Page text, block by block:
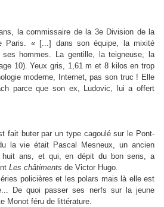
la commissaire de la 3e Division de la
Paris. « [...] dans son équipe, la mixité
hommes. La gentille, la teigneuse, la
10). Yeux gris, 1,61 m et 8 kilos en trop
moderne, Internet, pas son truc ! Elle
parce que son ex, Ludovic, lui a offert
fait buter par un type cagoulé sur le Pont-
la vie était Pascal Mesneux, un ancien
huit ans, et qui, en dépit du bon sens, a
Les châtiments de Victor Hugo.
policières et les polars mais là elle est
De quoi passer ses nerfs sur la jeune
Monot féru de littérature.